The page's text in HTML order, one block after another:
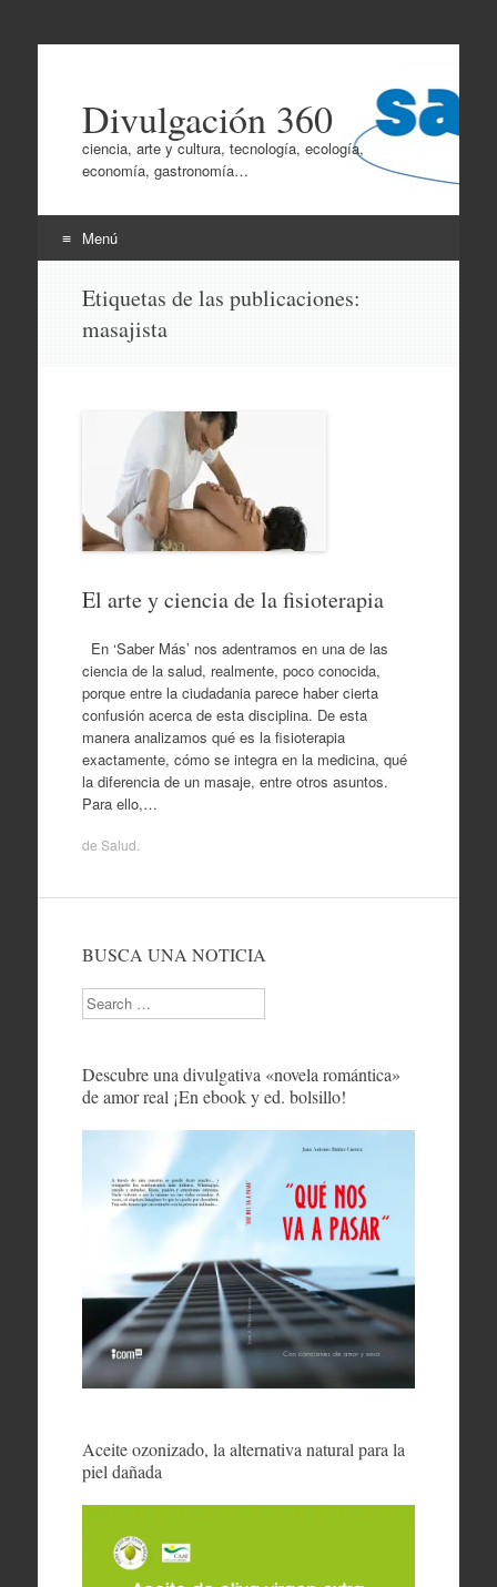
Divulgación 360
ciencia, arte y cultura, tecnología, ecología,
economía, gastronomía…
Menú
contenido
Etiquetas de las publicaciones:
masajista
El arte y ciencia de la fisioterapia
En ‘Saber Más’ nos adentramos en una de las
ciencia de la salud, realmente, poco conocida,
porque entre la ciudadania parece haber cierta
confusión acerca de esta disciplina. De esta
manera analizamos qué es la fisioterapia
exactamente, cómo se integra en la medicina, qué
la diferencia de un masaje, entre otros asuntos.
Para ello,…
de Salud
BUSCA UNA NOTICIA
Search
Descubre una divulgativa «novela romántica»
de amor real ¡En ebook y ed. bolsillo!
Aceite ozonizado, la alternativa natural para la
piel dañada